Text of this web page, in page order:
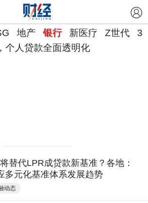
地产 银行 新医疗 Z世代
替代LPR成贷款新基准？各地：
多元化基准体系发展趋势
动态